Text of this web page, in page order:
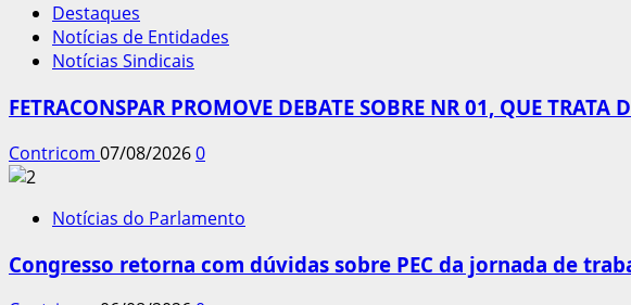
Destaques
Notícias de Entidades
Notícias Sindicais
FETRACONSPAR PROMOVE DEBATE SOBRE NR 01, QUE
Contricom 07/08/20260
Notícias do Parlamento
Congresso retorna com dúvidas sobre PEC da jornada de